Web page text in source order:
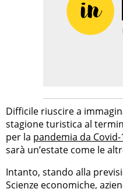
Difficile riuscire a
stagione turistica al
per la pandemia da Covid-
sarà un’estate come le
Intanto, stando alla
Scienze economiche,